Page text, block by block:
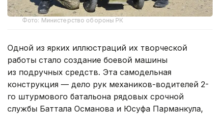
Фото: Министерство обороны РК
Одной из ярких иллюстраций их творческой
работы стало создание боевой машины
из подручных средств. Эта самодельная
конструкция — дело рук механиков-водителей 2-
го штурмового батальона рядовых срочной
службы Баттала Османова и Юсуфа Парманкула,